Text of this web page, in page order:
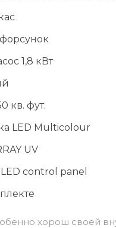
1,8 кВт
кв. фут.
LED Multicolour
UV
control panel
хорош своей